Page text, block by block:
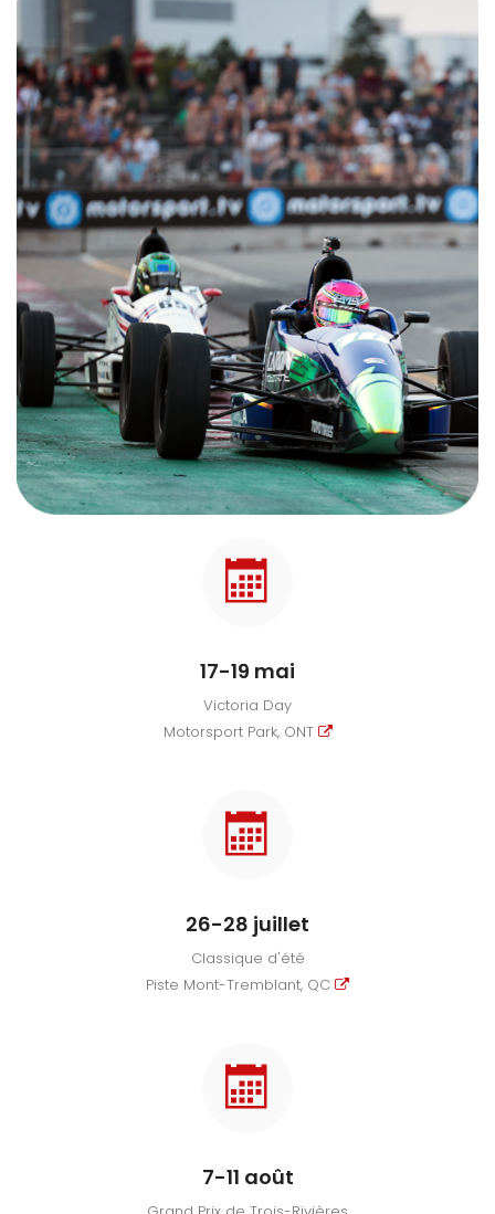
17-19 mai
Victoria Day
Motorsport Park, ONT
26-28 juillet
Classique d'été
Piste Mont-Tremblant, QC
7-11 août